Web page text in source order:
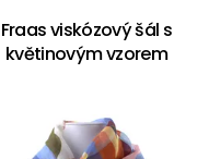
Fraas viskózový šál s
květinovým vzorem